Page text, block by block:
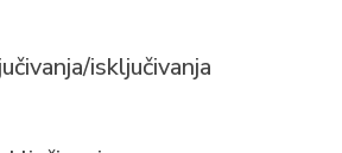
isključivanja